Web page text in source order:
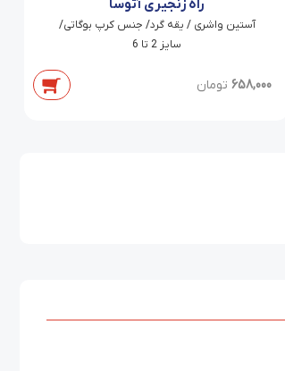
راه زنجیری آتوسا
آستین واشری / یقه گرد/ جنس کرپ بوگاتی/
سایز 2 تا 6
658,000 تومان